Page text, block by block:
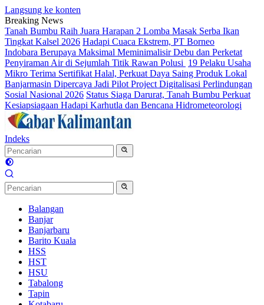
Langsung ke konten
Breaking News
Tanah Bumbu Raih Juara Harapan 2 Lomba Masak Serba Ikan
Tingkat Kalsel 2026 Hadapi Cuaca Ekstrem, PT Borneo
Indobara Berupaya Maksimal Meminimalisir Debu dan Perketat
Penyiraman Air di Sejumlah Titik Rawan Polusi 19 Pelaku Usaha
Mikro Terima Sertifikat Halal, Perkuat Daya Saing Produk Lokal
Banjarmasin Dipercaya Jadi Pilot Project Digitalisasi Perlindungan
Sosial Nasional 2026 Status Siaga Darurat, Tanah Bumbu Perkuat
Kesiapsiagaan Hadapi Karhutla dan Bencana Hidrometeorologi
Indeks
Balangan
Banjar
Banjarbaru
Barito Kuala
HSS
HST
HSU
Tabalong
Tapin